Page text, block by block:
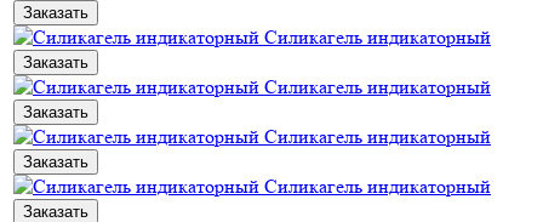
Заказать
Силикагель индикаторный
Заказать
Силикагель индикаторный
Заказать
Силикагель индикаторный
Заказать
Силикагель индикаторный
Заказать